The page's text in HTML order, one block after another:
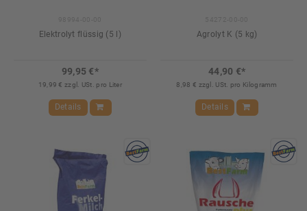
Elektrolyt flüssig (5 l)
99,95 €*
19,99 € zzgl. USt. pro Liter
Details
Agrolyt K (5 kg)
44,90 €*
8,98 € zzgl. USt. pro Kilogramm
Details